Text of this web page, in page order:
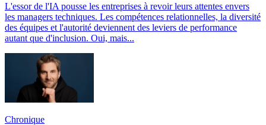
L'essor de l'IA pousse les entreprises à revoir leurs attentes envers
les managers techniques. Les compétences relationnelles, la diversité
des équipes et l'autorité deviennent des leviers de performance
autant que d'inclusion. Oui, mais...
Chronique